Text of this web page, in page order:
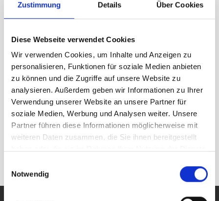
Zustimmung Details Über Cookies
Diese Webseite verwendet Cookies
Wir verwenden Cookies, um Inhalte und Anzeigen zu
personalisieren, Funktionen für soziale Medien anbieten
zu können und die Zugriffe auf unsere Website zu
analysieren. Außerdem geben wir Informationen zu Ihrer
Verwendung unserer Website an unsere Partner für
soziale Medien, Werbung und Analysen weiter. Unsere
Partner führen diese Informationen möglicherweise mit
weiteren Daten zusammen, die Sie ihnen bereitgestellt
Notwendig